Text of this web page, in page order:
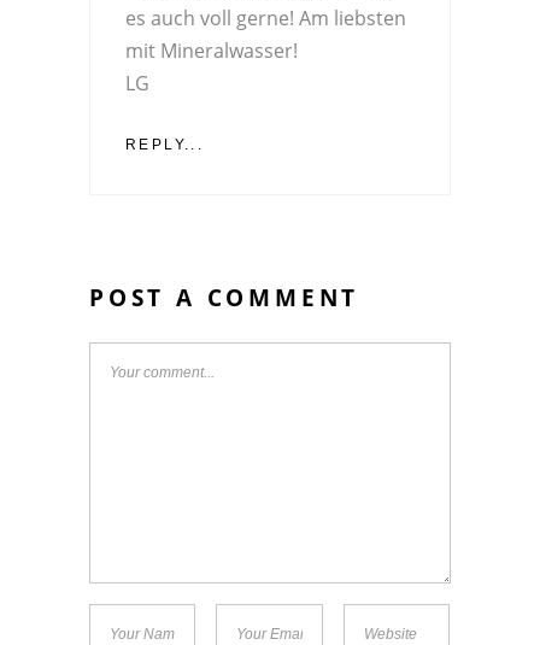
es auch voll gerne! Am liebsten
mit Mineralwasser!
LG
REPLY...
POST A COMMENT